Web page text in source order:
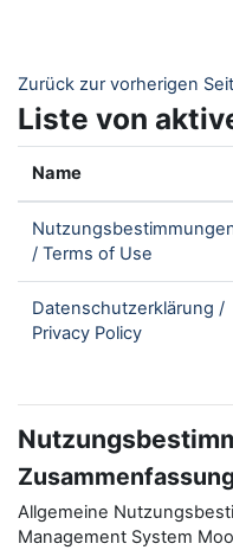
Zurück zur vorherigen
Liste von
Name
/ Terms of Use
Datenschutzerklärung /
Privacy Policy
Allgemeine
Management System